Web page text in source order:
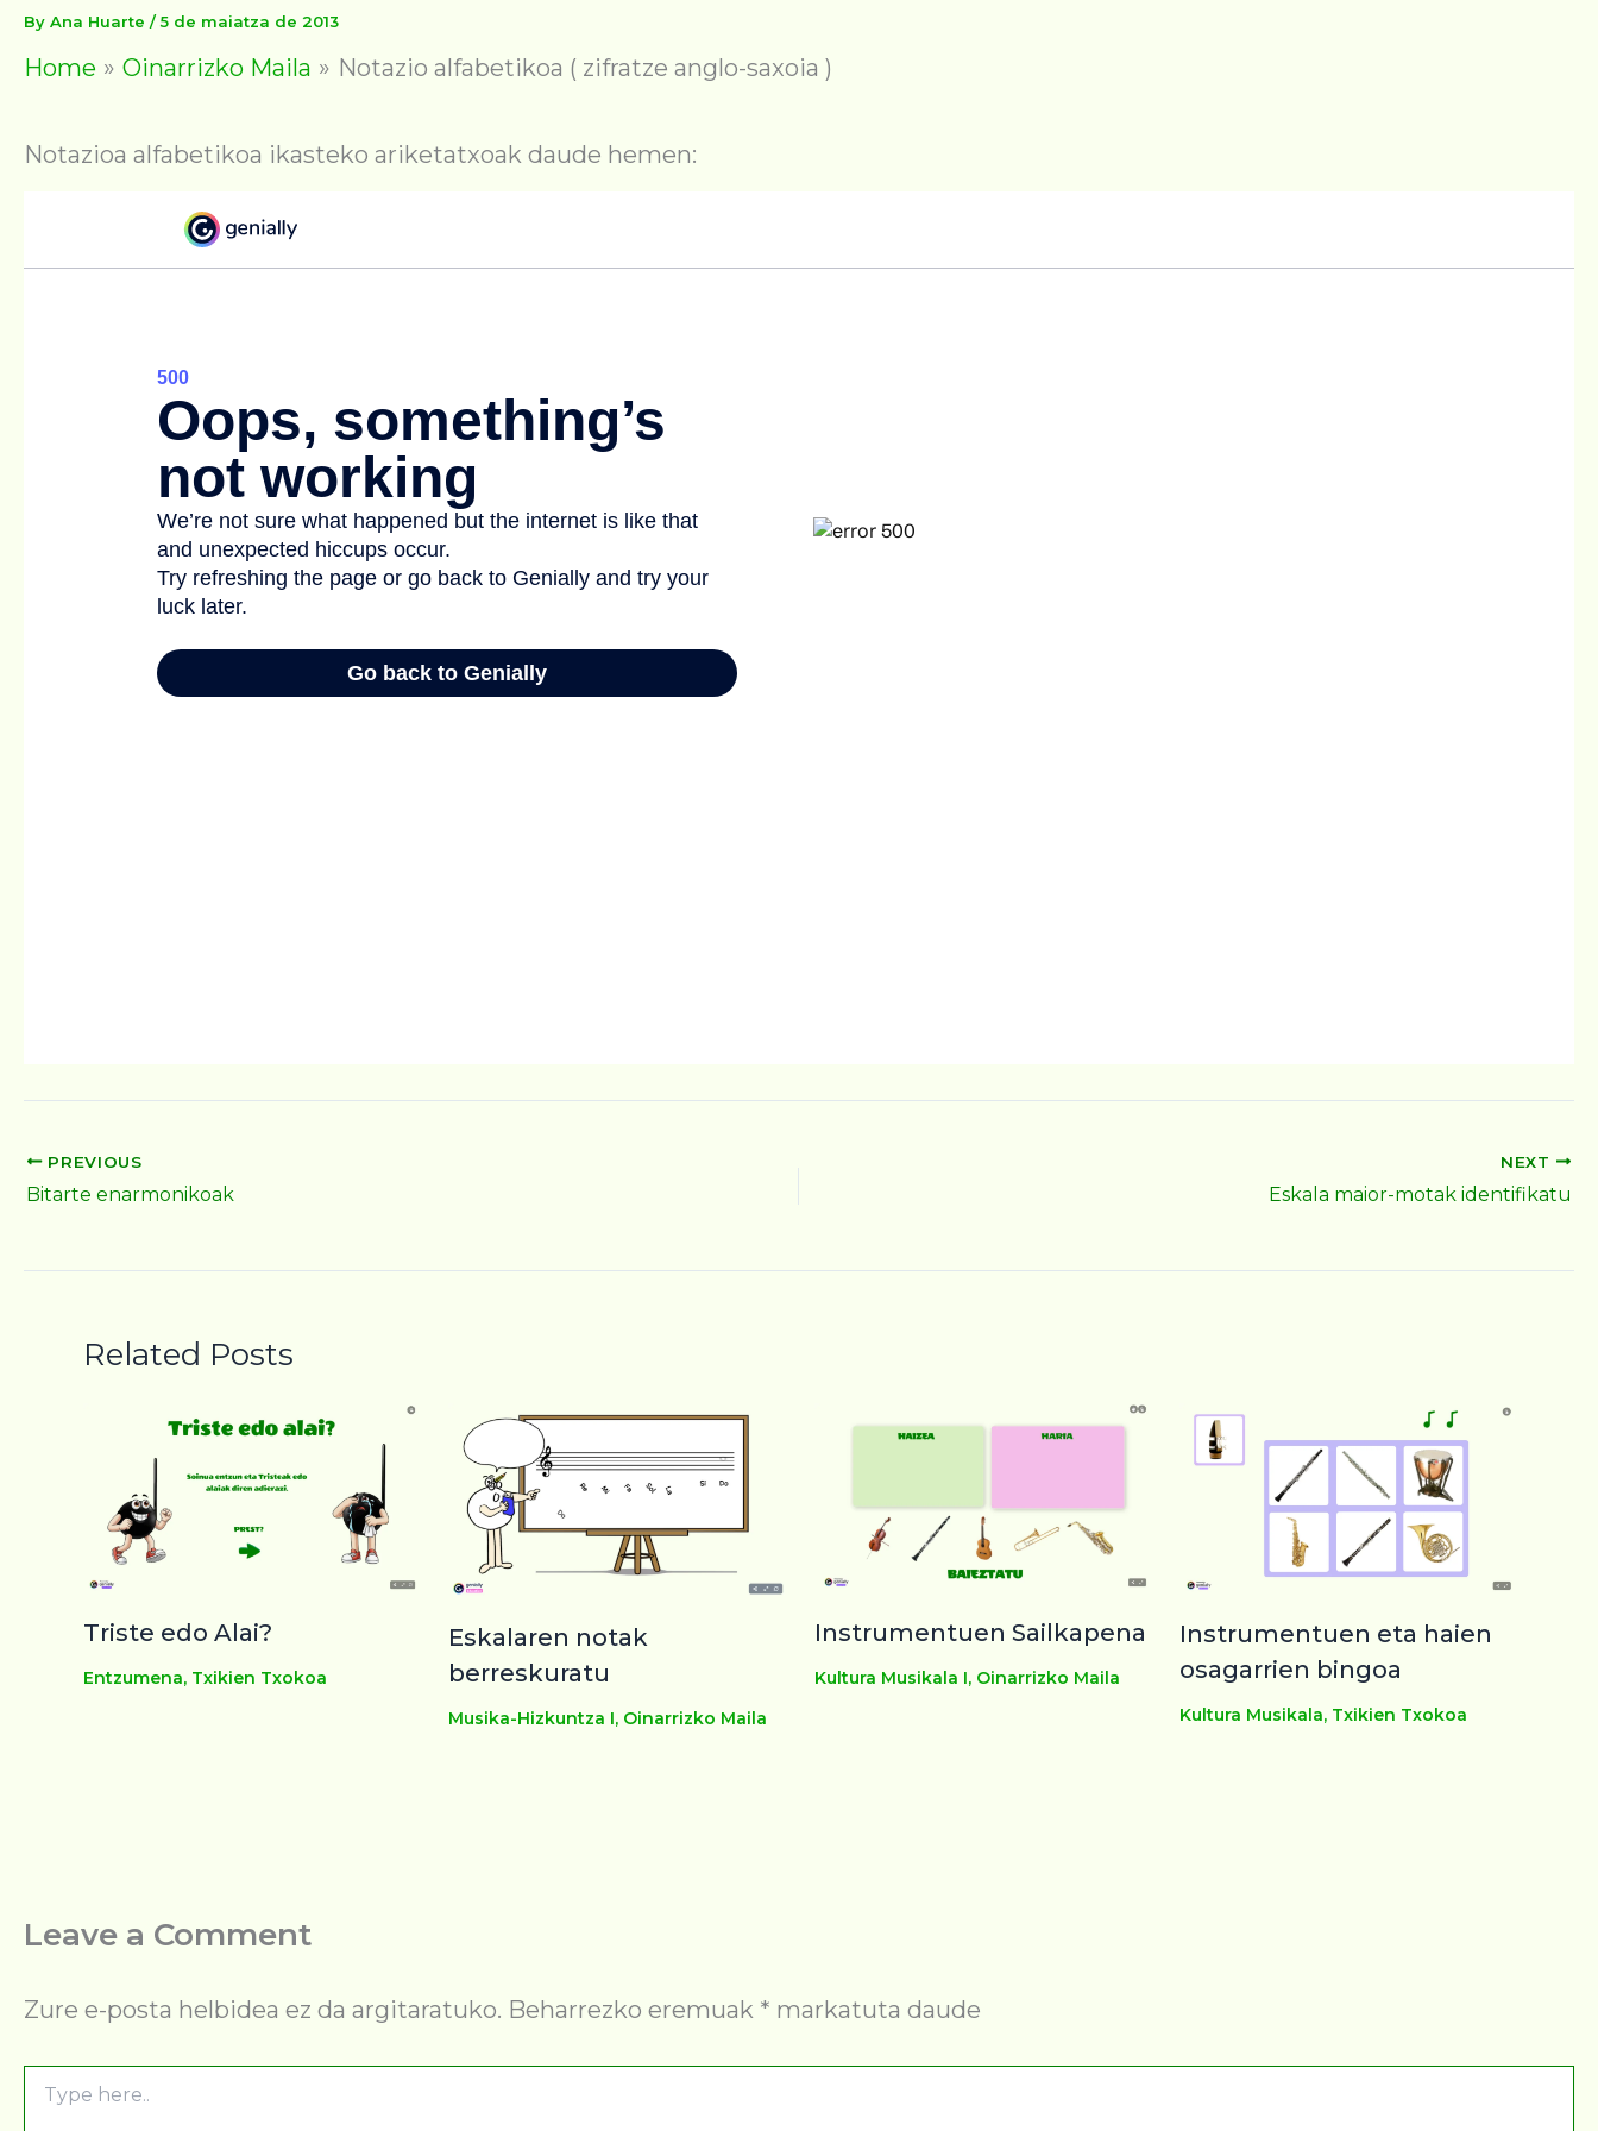
By Ana Huarte /5 de maiatza de 2013
Home Oinarrizko Maila Notazio alfabetikoa ( zifratze anglo-saxoia )
Notazioa alfabetikoa ikasteko ariketatxoak daude hemen:
PREVIOUS
Bitarte enarmonikoak
NEXT
Eskala maior-motak identifikatu
Related Posts
Triste edo Alai?
Entzumena, Txikien Txokoa
Eskalaren notak
berreskuratu
Musika-Hizkuntza I, Oinarrizko Maila
Instrumentuen Sailkapena
Kultura Musikala I, Oinarrizko Maila
Instrumentuen eta haien
osagarrien bingoa
Kultura Musikala, Txikien Txokoa
Leave a Comment
Zure e-posta helbidea ez da argitaratuko. Beharrezko eremuak * markatuta daude
here..